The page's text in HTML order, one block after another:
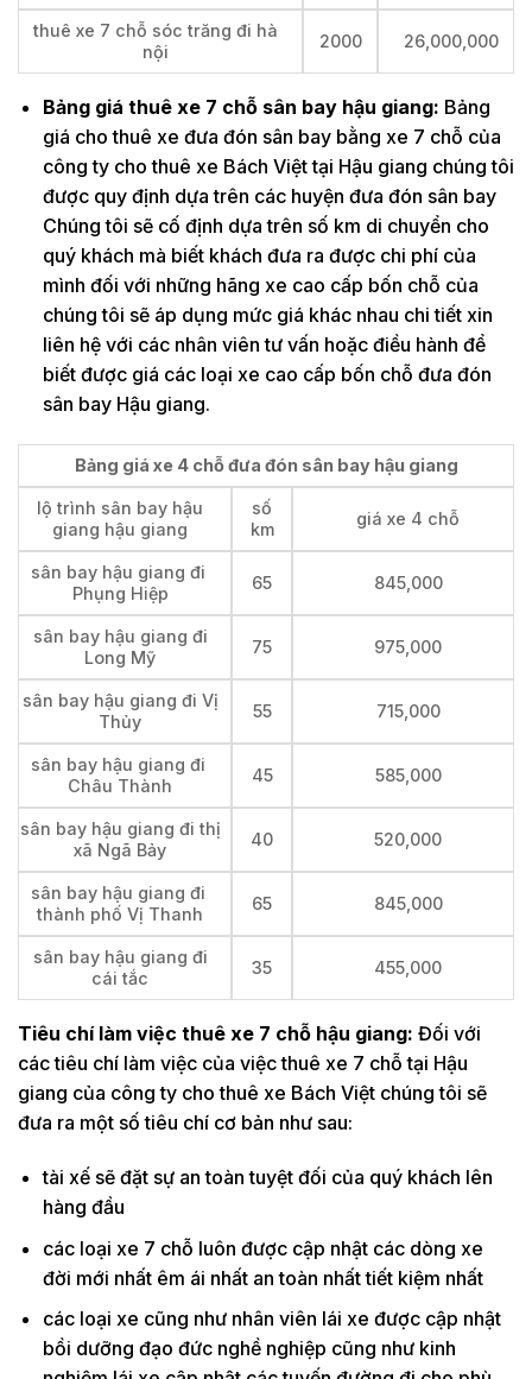
thuê xe 7 chỗ sóc trăng đi hà
nội
2000 26,000,000
Bảng giá thuê xe 7 chỗ sân bay hậu giang: Bảng
giá cho thuê xe đưa đón sân bay bằng xe 7 chỗ của
công ty cho thuê xe Bách Việt tại Hậu giang chúng tôi
được quy định dựa trên các huyện đưa đón sân bay
Chúng tôi sẽ cố định dựa trên số km di chuyển cho
quý khách mà biết khách đưa ra được chi phí của
mình đối với những hãng xe cao cấp bốn chỗ của
chúng tôi sẽ áp dụng mức giá khác nhau chi tiết xin
liên hệ với các nhân viên tư vấn hoặc điều hành để
biết được giá các loại xe cao cấp bốn chỗ đưa đón
sân bay Hậu giang.
Bảng giá xe 4 chỗ đưa đón sân bay hậu giang
lộ trình sân bay hậu
giang hậu giang
số
km
giá xe 4 chỗ
sân bay hậu giang đi
Phụng Hiệp
65 845,000
sân bay hậu giang đi
Long Mỹ
75 975,000
sân bay hậu giang đi Vị
Thủy
55 715,000
sân bay hậu giang đi
Châu Thành
45 585,000
sân bay hậu giang đi thị
xã Ngã Bảy
40 520,000
sân bay hậu giang đi
thành phố Vị Thanh
65 845,000
sân bay hậu giang đi
cái tắc
35 455,000
Tiêu chí làm việc thuê xe 7 chỗ hậu giang: Đối với
các tiêu chí làm việc của việc thuê xe 7 chỗ tại Hậu
giang của công ty cho thuê xe Bách Việt chúng tôi sẽ
đưa ra một số tiêu chí cơ bản như sau:
tài xế sẽ đặt sự an toàn tuyệt đối của quý khách lên
hàng đầu
các loại xe 7 chỗ luôn được cập nhật các dòng xe
đời mới nhất êm ái nhất an toàn nhất tiết kiệm nhất
các loại xe cũng như nhân viên lái xe được cập nhật
bồi dưỡng đạo đức nghề nghiệp cũng như kinh